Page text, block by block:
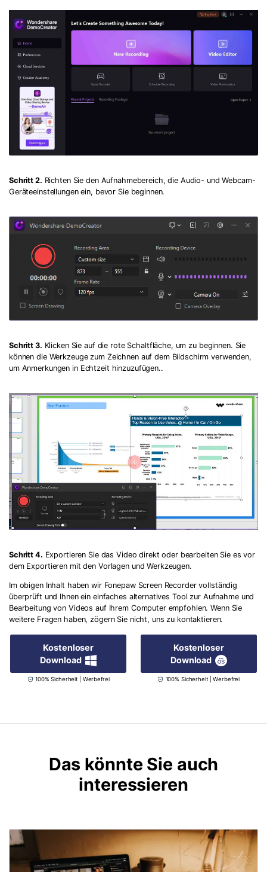
Schritt 2. Richten Sie den Aufnahmebereich, die Audio- und Webcam-
Geräteeinstellungen ein, bevor Sie beginnen.
Schritt 3. Klicken Sie auf die rote Schaltfläche, um zu beginnen. Sie
können die Werkzeuge zum Zeichnen auf dem Bildschirm verwenden,
um Anmerkungen in Echtzeit hinzuzufügen..
Schritt 4. Exportieren Sie das Video direkt oder bearbeiten Sie es vor
dem Exportieren mit den Vorlagen und Werkzeugen.
Im obigen Inhalt haben wir Fonepaw Screen Recorder vollständig
überprüft und Ihnen ein einfaches alternatives Tool zur Aufnahme und
Bearbeitung von Videos auf Ihrem Computer empfohlen. Wenn Sie
weitere Fragen haben, zögern Sie nicht, uns zu kontaktieren.
Kostenloser
Download
100% Sicherheit | Werbefrei
Kostenloser
Download
100% Sicherheit | Werbefrei
Das könnte Sie auch
interessieren